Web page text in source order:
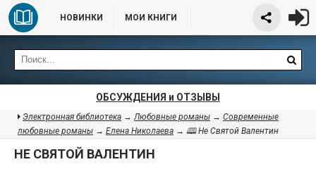
НОВИНКИ МОИ КНИГИ
ОБСУЖДЕНИЯ и ОТЗЫВЫ
Электронная библиотека →Любовные романы → Современные
любовные романы → Елена Николаева → 🕮 Не Святой Валентин
НЕ СВЯТОЙ ВАЛЕНТИН